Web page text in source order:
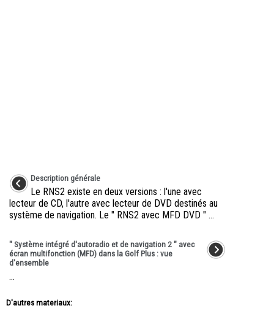
Description générale
Le RNS2 existe en deux versions : l'une avec
lecteur de CD, l'autre avec lecteur de DVD destinés au
système de navigation. Le " RNS2 avec MFD DVD " ...
" Système intégré d'autoradio et de navigation 2 " avec
écran multifonction (MFD) dans la Golf Plus : vue
d'ensemble
...
D'autres materiaux: